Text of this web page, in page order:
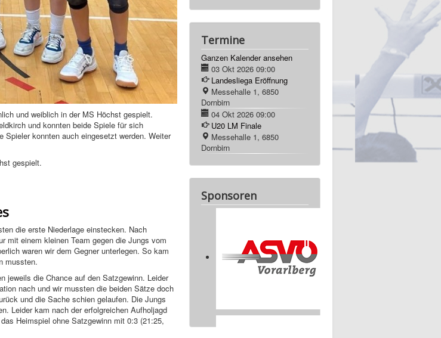
und weiblich in der MS Höchst gespielt.
und konnten beide Spiele für sich
konnten auch eingesetzt werden. Weiter
gespielt.
die erste Niederlage einstecken. Nach
mit einem kleinen Team gegen die Jungs vom
waren wir dem Gegner unterlegen. So kam
mussten.
jeweils die Chance auf den Satzgewinn. Leider
nach und wir mussten die beiden Sätze doch
und die Sache schien gelaufen. Die Jungs
Leider kam nach der erfolgreichen Aufholjagd
Heimspiel ohne Satzgewinn mit 0:3 (21:25,
Termine
Ganzen Kalender ansehen
03 Okt 2026 09:00
Landesliega Eröffnung
Messehalle 1, 6850
Dornbirn
04 Okt 2026 09:00
U20 LM Finale
Messehalle 1, 6850
Dornbirn
Sponsoren